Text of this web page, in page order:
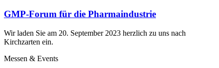
GMP-Forum für die Pharmaindustrie
Wir laden Sie am 20. September 2023 herzlich zu uns nach
Kirchzarten ein.
Messen & Events